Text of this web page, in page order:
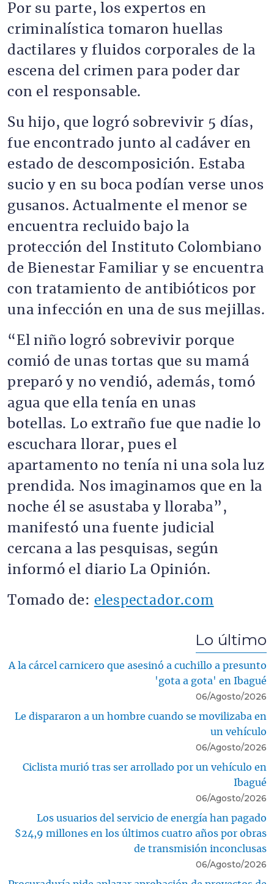
Por su parte, los expertos en
criminalística tomaron huellas
dactilares y fluidos corporales de la
escena del crimen para poder dar
con el responsable.
Su hijo, que logró sobrevivir 5 días,
fue encontrado junto al cadáver en
estado de descomposición. Estaba
sucio y en su boca podían verse unos
gusanos. Actualmente el menor se
encuentra recluido bajo la
protección del Instituto Colombiano
de Bienestar Familiar y se encuentra
con tratamiento de antibióticos por
una infección en una de sus mejillas.
“El niño logró sobrevivir porque
comió de unas tortas que su mamá
preparó y no vendió, además, tomó
agua que ella tenía en unas
botellas.
Lo extraño fue que nadie lo
escuchara llorar, pues el
apartamento no tenía ni una sola luz
prendida. Nos imaginamos que en la
noche él se asustaba y lloraba”,
manifestó una fuente judicial
cercana a las pesquisas, según
informó el diario La Opinión.
Tomado de: elespectador.com
Lo último
A la cárcel carnicero que asesinó a cuchillo a presunto
'gota a gota' en Ibagué
06/Agosto/2026
Le dispararon a un hombre cuando se movilizaba en
un vehículo
06/Agosto/2026
Ciclista murió tras ser arrollado por un vehículo en
Ibagué
06/Agosto/2026
Los usuarios del servicio de energía han pagado
$24,9 millones en los últimos cuatro años por obras
de transmisión inconclusas
06/Agosto/2026